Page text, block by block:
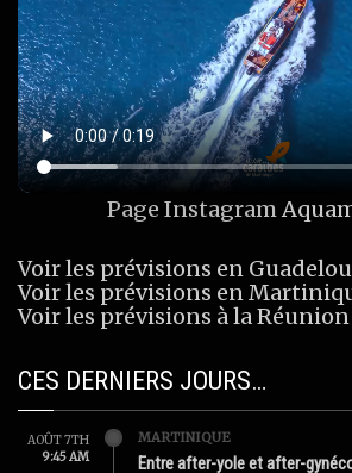
Page Instagram
Voir les prévisions en
Voir les prévisions en
Voir les prévisions à la Réunion
CES DERNIERS JOURS…
AOÛT 7TH
9:45 AM
MARTINIQUE
Entre after-yole et after-